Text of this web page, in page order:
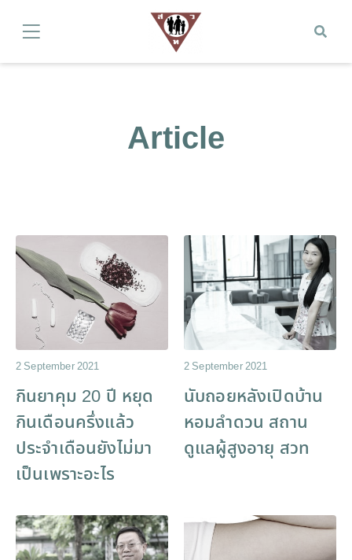
Article
2 September 2021
กินยาคุม 20 ปี หยุด
กินเดือนครึ่งแล้ว
ประจำเดือนยังไม่มา
เป็นเพราะอะไร
2 September 2021
นับถอยหลังเปิดบ้าน
หอมลำดวน สถาน
ดูแลผู้สูงอายุ สวท